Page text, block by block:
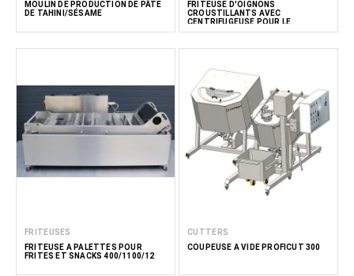
MOULIN DE PRODUCTION DE PÂTE
DE TAHINI/SÉSAME
FRITEUSE D'OIGNONS
CROUSTILLANTS AVEC
CENTRIFUGEUSE POUR LE
DÉSHUILAGE
FRITEUSES
FRITEUSE À PALETTES POUR
FRITES ET SNACKS 400/1100/12
CUTTERS
COUPEUSE À VIDE PROFICUT 300